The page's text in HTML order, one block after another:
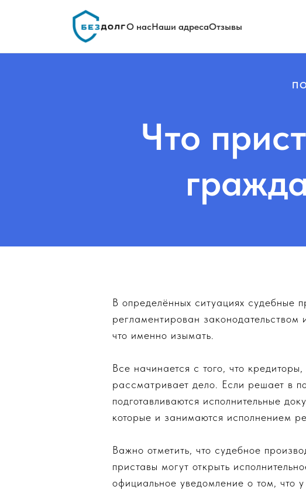
О насНаши адресаОтзывы
Что
В определённых ситуациях судебные
регламентирован
что именно изымать.
Все начинается с того, что
рассматривает дело. Если решает в
подготавливаются исполнительные
которые и занимаются исполнением
Важно отметить, что судебное
приставы могут открыть
официальное уведомление о том, что